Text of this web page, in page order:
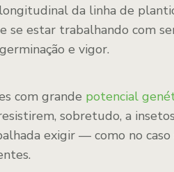
da linha de
se estar trabalhando com
e vigor.
com grande potencial
sobretudo, a
exigir — como no